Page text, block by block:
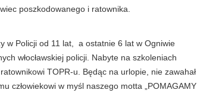
poszkodowanego i ratownika.
w Policji od 11 lat, a ostatnie 6 lat w Ogniwie
włocławskiej policji. Nabyte na szkoleniach
TOPR-u. Będąc na urlopie, nie zawahał
człowiekowi w myśl naszego motta „POMAGAMY